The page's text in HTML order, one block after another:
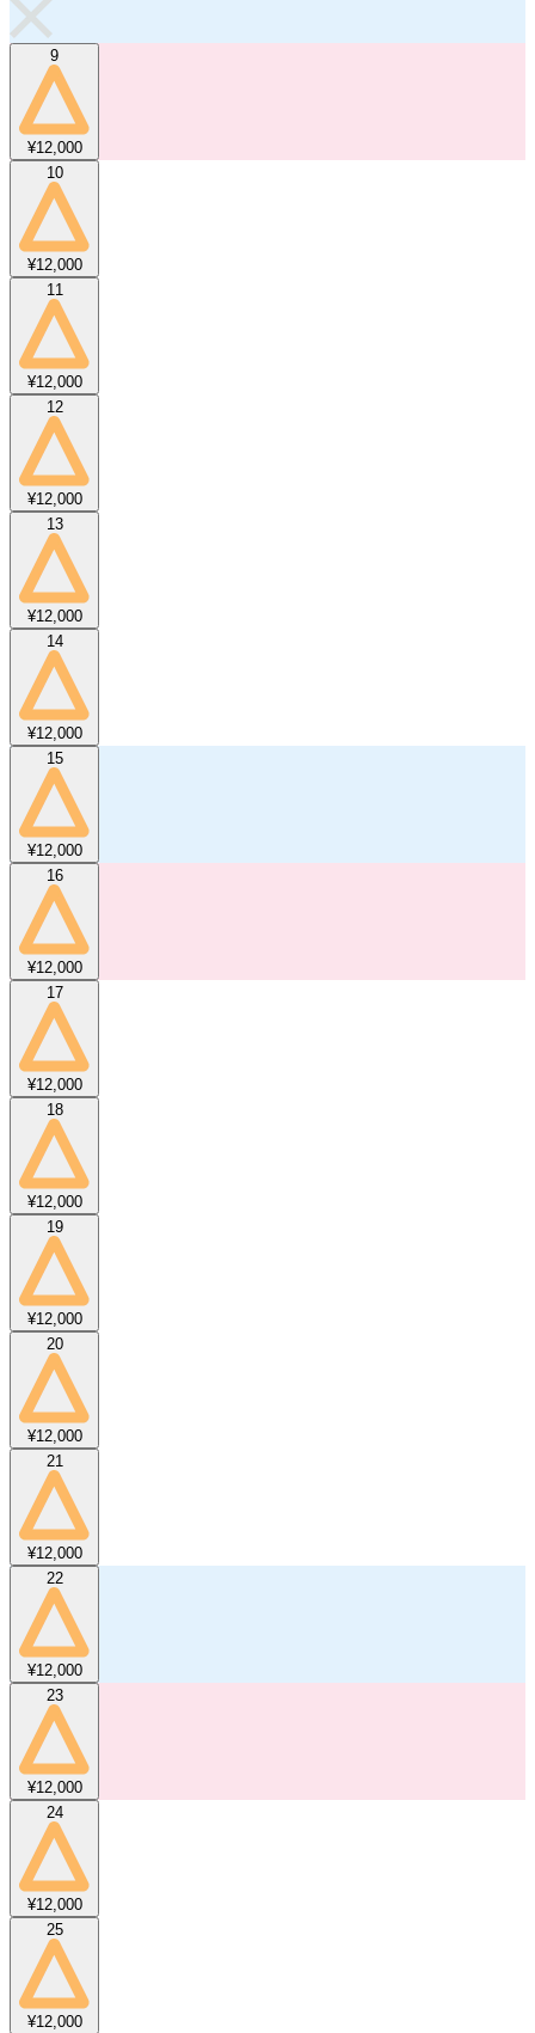
9
¥12,000
10
¥12,000
11
¥12,000
12
¥12,000
13
¥12,000
14
¥12,000
15
¥12,000
16
¥12,000
17
¥12,000
18
¥12,000
19
¥12,000
20
¥12,000
21
¥12,000
22
¥12,000
23
¥12,000
24
¥12,000
25
¥12,000